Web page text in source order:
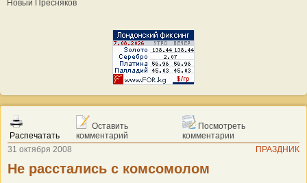
Новый Пресняков
Распечатать
Оставить
комментарий
Посмотреть
комментарии
31 октября 2008
ПРАЗДНИК
Не расстались с комсомолом